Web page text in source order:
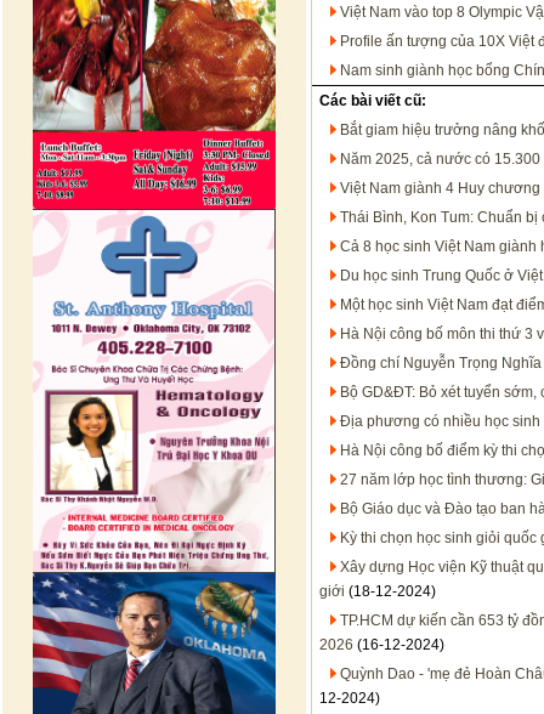
Việt Nam vào top 8 Olympic
Profile ấn tượng của 10X Việt
Nam sinh giành học bổng
Các bài viết cũ:
Bắt giam hiệu trưởng nâng
Năm 2025, cả nước có
Việt Nam giành 4 Huy
Thái Bình, Kon Tum: Chuẩn
Cả 8 học sinh Việt Nam
Du học sinh Trung Quốc ở
Một học sinh Việt Nam đạt
Hà Nội công bố môn thi thứ 3
Đồng chí Nguyễn Trọng
Bộ GD&ĐT: Bỏ xét tuyển
Địa phương có nhiều học
Hà Nội công bố điểm kỳ thi
27 năm lớp học tình thương:
Bộ Giáo dục và Đào tạo ban
Kỳ thi chọn học sinh giỏi
Xây dựng Học viện Kỹ thuật
giới (18-12-2024)
TP.HCM dự kiến cần 653 tỷ
2026 (16-12-2024)
Quỳnh Dao - 'mẹ đẻ Hoàn
12-2024)